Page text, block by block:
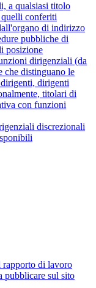
a qualsiasi titolo
conferiti
di indirizzo
pubbliche di
posizione
dirigenziali (da
che distinguano le
dirigenti
titolari di
con funzioni
discrezionali
rapporto di lavoro
pubblicare sul sito